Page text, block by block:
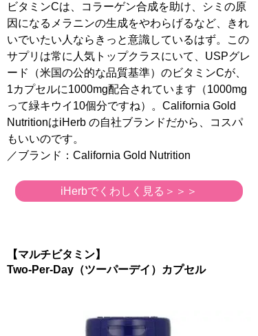
ビタミンCは、コラーゲン合成を助け、シミの原
因になるメラニンの生成をやわらげるなど、きれ
いでいたい人ならきっと意識しているはず。この
サプリは常に人気トップクラスにいて、USPグレ
ード（米国の公的な品質基準）のビタミンCが、
1カプセルに1000mg配合されています（1000mg
って緑キウイ10個分ですね）。California Gold
NutritionはiHerb の自社ブランドだから、コスパ
もいいのです。
／ブランド：California Gold Nutrition
iHerbでくわしく見る＞＞＞
【マルチビタミン】
Two-Per-Day（ツーパーデイ）カプセル